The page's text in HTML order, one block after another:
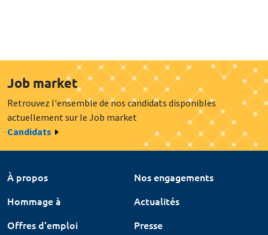
Job market
Retrouvez l'ensemble de nos candidats disponibles
actuellement sur le Job market
Candidats
À propos
Nos engagements
Hommage à
Actualités
Offres d'emploi
Presse